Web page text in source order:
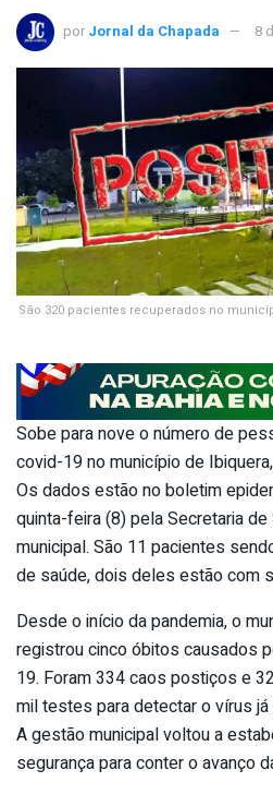
por Jornal da Chapada 8
São 320 pacientes recuperados no
Sobe para nove o número de
covid-19 no município de
Os dados estão no boletim
quinta-feira (8) pela Secretaria
municipal. São 11 pacientes
de saúde, dois deles estão com
Desde o início da pandemia, o
registrou cinco óbitos causados
19. Foram 334 caos postiços e
mil testes para detectar o vírus
A gestão municipal voltou a
segurança para conter o avanço